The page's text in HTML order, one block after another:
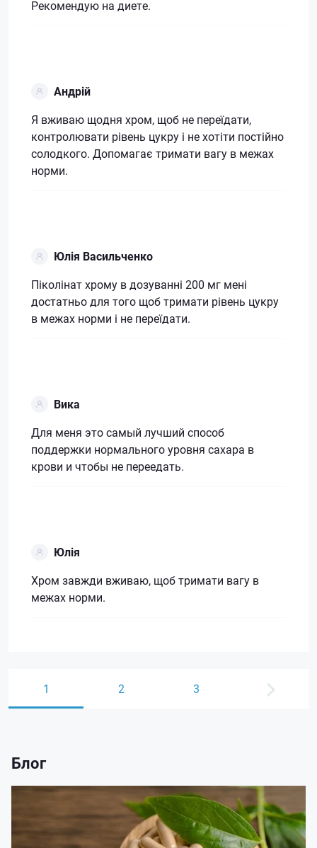
Рекомендую на диете.
Андрій
Я вживаю щодня хром, щоб не переїдати,
контролювати рівень цукру і не хотіти постійно
солодкого. Допомагає тримати вагу в межах
норми.
Юлія Васильченко
Піколінат хрому в дозуванні 200 мг мені
достатньо для того щоб тримати рівень цукру
в межах норми і не переїдати.
Вика
Для меня это самый лучший способ
поддержки нормального уровня сахара в
крови и чтобы не переедать.
Юлія
Хром завжди вживаю, щоб тримати вагу в
межах норми.
1 2 3
Блог